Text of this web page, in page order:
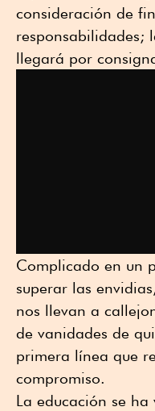
consideración de
responsabilidades;
llegará por
Complicado en un
superar las
nos llevan a
de vanidades de
primera línea que
compromiso.
La educación se